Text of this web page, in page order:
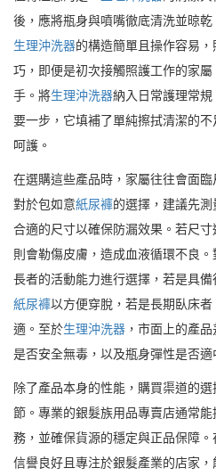
後，應將瓶身與噴嘴徹底清洗並晾
生理沖洗器的構造簡單且操作容易
巧，即便是初次接觸照護工作的家
手。將生理沖洗器納入日常護理常
要一步，它填補了單純擦拭清潔的
呵護。
在選購這些產品時，家屬往往會面臨
對於包如意紙尿褲的選擇，建議先
合適的尺寸以確保防漏效果。若尺
則會勒傷皮膚，造成血液循環不良
長者的活動能力進行選擇，若是具
紙尿褲以方便穿脫，若是長期臥床者
適。至於生理沖洗器 ，市面上的產
是否安全無毒，以及瓶身彈性是否適
除了產品本身的性能，購買渠道的
節。專業的銀髮族用品專賣店通常
務，並確保貨源的穩定與正品保障
信譽良好且專注於銀髮產業的店家